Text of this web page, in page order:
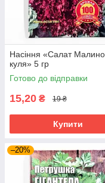
Насіння «Салат
куля» 5 гр
Готово до відправки
15,20 ₴ 19 ₴
Купити
–20%